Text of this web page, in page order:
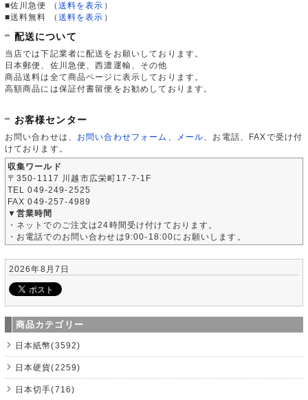
■佐川急便
（ 送料を表示 ）
■送料無料
（ 送料を表示 ）
配送について
当店では下記業者に配送をお願いしております。
日本郵便、佐川急便、西濃運輸、その他
商品送料は全て商品ページに表示しております。
高額商品には保証付書留便をお勧めしております。
お客様センター
お問い合わせは、 お問い合わせフォーム メール 、お電話、FAXで受け付
けております。
収集ワールド
〒350-1117 川越市広栄町17-7-1F
TEL 049-249-2525
FAX 049-257-4989
▼営業時間
・ネットでのご注文は24時間受け付けております。
・お電話でのお問い合わせは9:00-18:00にお願いします。
2026年8月7日
商品カテゴリー
日本紙幣(3592)
日本硬貨(2259)
日本切手(716)